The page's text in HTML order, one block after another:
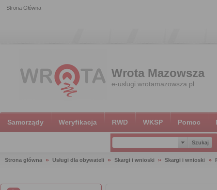
Strona Główna
Wrota Mazowsza
e-uslugi.wrotamazowsza.pl
Samorządy Weryfikacja RWD WKSP Pomoc
Strona główna Usługi dla obywateli Skargi i wnioski Skargi i wnioski